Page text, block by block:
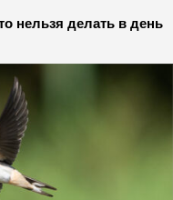
нельзя делать в день